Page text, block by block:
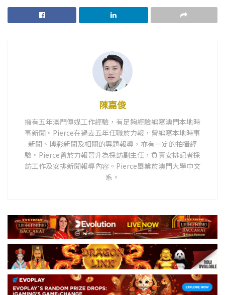
陳嘉俊
擁有五年澳門傳媒工作經驗，有足夠經驗編寫澳門本地時
事新聞。Pierce在過去五年任職於力報，曾編寫本地時事
新聞、博彩新聞及相關的專題報導，亦有一定的拍攝經
驗。Pierce曾於力報晉升為採訪副主任，負責安排記者採
訪工作及安排新聞報導內容。Pierce畢業於澳門大學中文
系。